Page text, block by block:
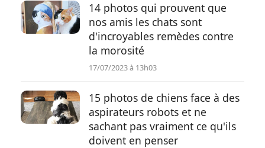
14 photos qui prouvent que
nos amis les chats sont
d'incroyables remèdes contre
la morosité
17/07/2023 à 13h03
15 photos de chiens face à des
aspirateurs robots et ne
sachant pas vraiment ce qu'ils
doivent en penser